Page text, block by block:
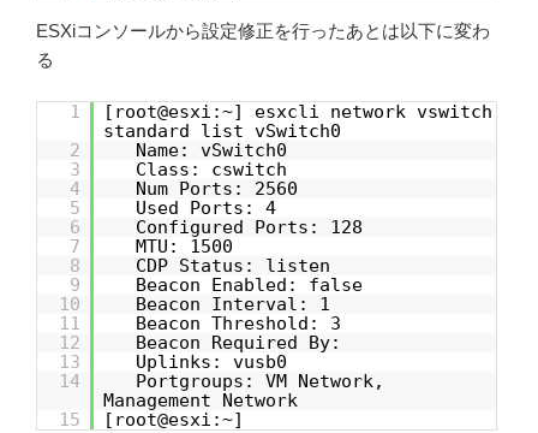
ESXiコンソールから設定修正を行ったあとは以下に変わ
る
1
[root@esxi:~] esxcli network vswitch
standard list vSwitch0
2
Name: vSwitch0
3
Class: cswitch
4
Num Ports: 2560
5
Used Ports: 4
6
Configured Ports: 128
7
MTU: 1500
8
CDP Status: listen
9
Beacon Enabled: false
10
Beacon Interval: 1
11
Beacon Threshold: 3
12
Beacon Required By:
13
Uplinks: vusb0
14
Portgroups: VM Network,
Management Network
15
[root@esxi:~]